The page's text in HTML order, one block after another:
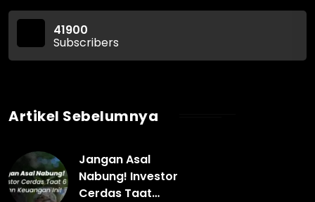
41900
Subscribers
Artikel Sebelumnya
Jangan Asal
Nabung! Investor
Cerdas Taat…